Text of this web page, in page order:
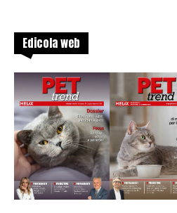
Edicola web